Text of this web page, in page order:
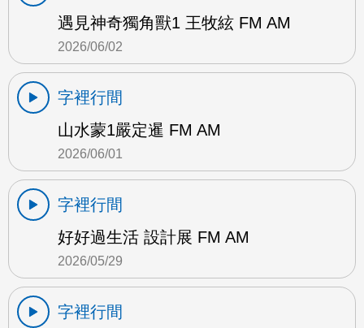
遇見神奇獨角獸1 王牧絃 FM AM
2026/06/02
字裡行間
山水蒙1嚴定暹 FM AM
2026/06/01
字裡行間
好好過生活 設計展 FM AM
2026/05/29
字裡行間